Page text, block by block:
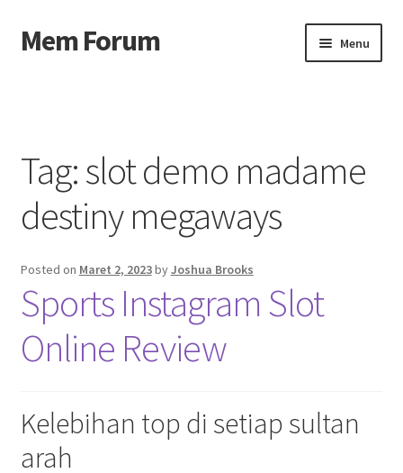
Skip
to
Skip
to
Mem Forum Menu
Contact us
Privacy Policy
Tag:slot demo madame
destiny megaways
Posted on Maret 2, 2023byJoshua Brooks
Sports Instagram Slot
Online Review
Kelebihan top di setiap sultan
arah